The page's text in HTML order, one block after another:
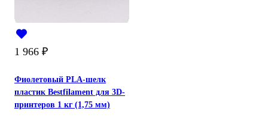
1 966 ₽
Фиолетовый PLA-шелк
пластик Bestfilament для 3D-
принтеров 1 кг (1,75 мм)